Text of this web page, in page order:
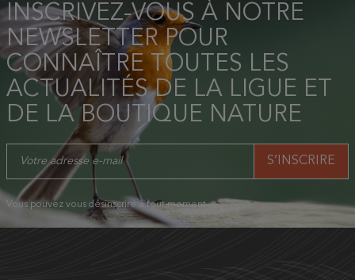
INSCRIVEZ-VOUS À NOTRE
NEWSLETTER POUR
CONNAÎTRE TOUTES LES
ACTUALITÉS DE LA LIGUE ET
DE LA BOUTIQUE NATURE
Vous pouvez vous désinscrire à tout moment.